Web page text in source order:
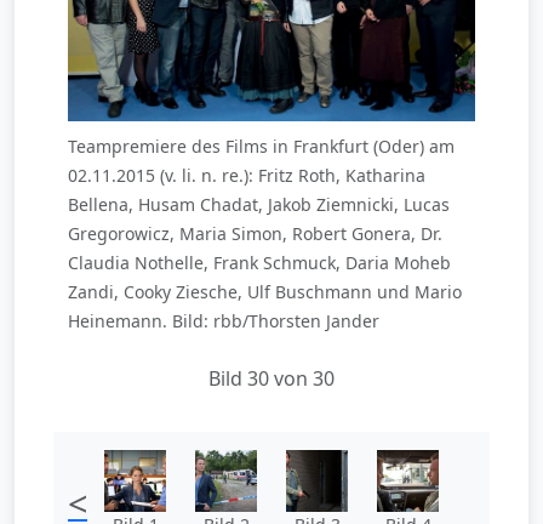
Teampremiere des Films in Frankfurt (Oder) am
02.11.2015 (v. li. n. re.): Fritz Roth, Katharina
Bellena, Husam Chadat, Jakob Ziemnicki, Lucas
Gregorowicz, Maria Simon, Robert Gonera, Dr.
Claudia Nothelle, Frank Schmuck, Daria Moheb
Zandi, Cooky Ziesche, Ulf Buschmann und Mario
Heinemann. Bild: rbb/Thorsten Jander
Bild 30 von 30
<